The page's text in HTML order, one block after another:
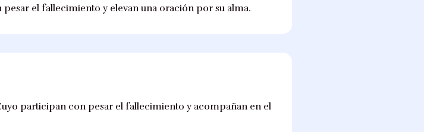
el fallecimiento y elevan una oración por su alma.
participan con pesar el fallecimiento y acompañan en el